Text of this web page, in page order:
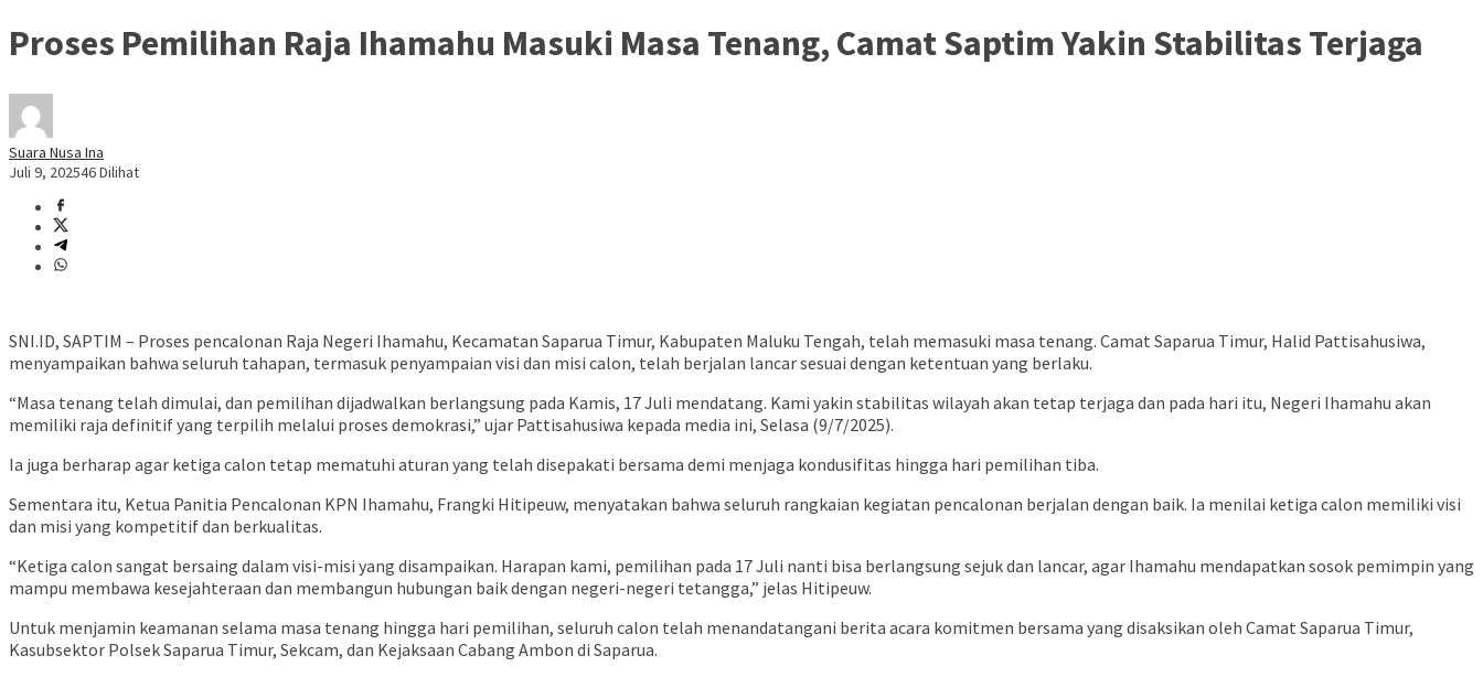
Proses Pemilihan Raja Ihamahu Masuki Masa Tenang, Camat Saptim Yakin Stabilitas Terjaga
Suara Nusa Ina
Juli 9, 202546 Dilihat
SNI.ID, SAPTIM – Proses pencalonan Raja Negeri Ihamahu, Kecamatan Saparua Timur, Kabupaten Maluku Tengah, telah memasuki masa tenang. Camat Saparua Timur, Halid Pattisahusiwa,
menyampaikan bahwa seluruh tahapan, termasuk penyampaian visi dan misi calon, telah berjalan lancar sesuai dengan ketentuan yang berlaku.
“Masa tenang telah dimulai, dan pemilihan dijadwalkan berlangsung pada Kamis, 17 Juli mendatang. Kami yakin stabilitas wilayah akan tetap terjaga dan pada hari itu, Negeri Ihamahu akan
memiliki raja definitif yang terpilih melalui proses demokrasi,” ujar Pattisahusiwa kepada media ini, Selasa (9/7/2025).
Ia juga berharap agar ketiga calon tetap mematuhi aturan yang telah disepakati bersama demi menjaga kondusifitas hingga hari pemilihan tiba.
Sementara itu, Ketua Panitia Pencalonan KPN Ihamahu, Frangki Hitipeuw, menyatakan bahwa seluruh rangkaian kegiatan pencalonan berjalan dengan baik. Ia menilai ketiga calon memiliki visi
dan misi yang kompetitif dan berkualitas.
“Ketiga calon sangat bersaing dalam visi-misi yang disampaikan. Harapan kami, pemilihan pada 17 Juli nanti bisa berlangsung sejuk dan lancar, agar Ihamahu mendapatkan sosok pemimpin yang
mampu membawa kesejahteraan dan membangun hubungan baik dengan negeri-negeri tetangga,” jelas Hitipeuw.
Untuk menjamin keamanan selama masa tenang hingga hari pemilihan, seluruh calon telah menandatangani berita acara komitmen bersama yang disaksikan oleh Camat Saparua Timur,
Kasubsektor Polsek Saparua Timur, Sekcam, dan Kejaksaan Cabang Ambon di Saparua.